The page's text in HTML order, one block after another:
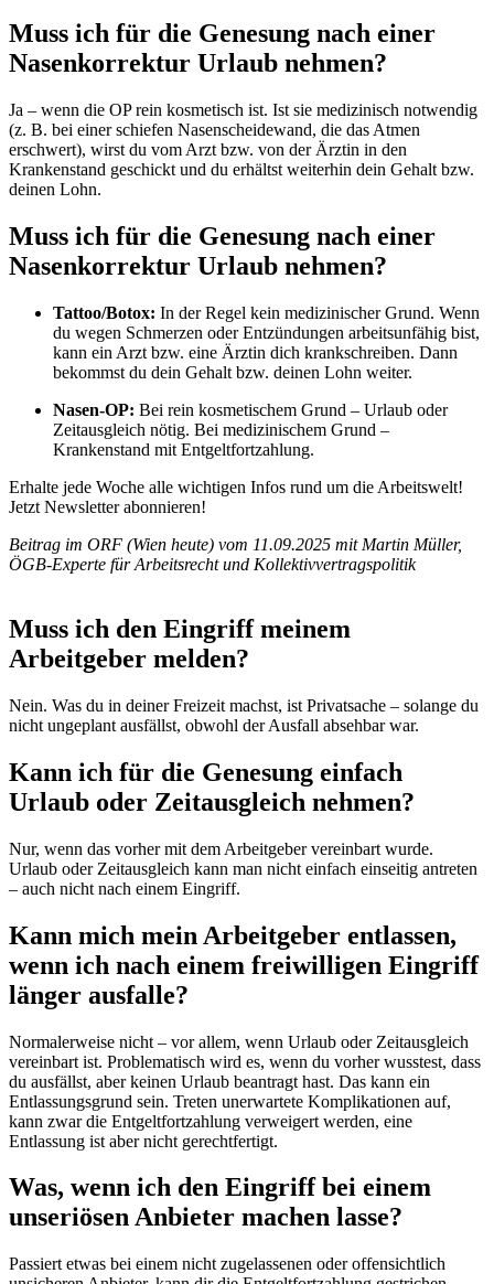
Muss ich für die Genesung nach einer
Nasenkorrektur Urlaub nehmen?
Ja – wenn die OP rein kosmetisch ist. Ist sie medizinisch notwendig
(z. B. bei einer schiefen Nasenscheidewand, die das Atmen
erschwert), wirst du vom Arzt bzw. von der Ärztin in den
Krankenstand geschickt und du erhältst weiterhin dein Gehalt bzw.
deinen Lohn.
Muss ich für die Genesung nach einer
Nasenkorrektur Urlaub nehmen?
Tattoo/Botox: In der Regel kein medizinischer Grund. Wenn
du wegen Schmerzen oder Entzündungen arbeitsunfähig bist,
kann ein Arzt bzw. eine Ärztin dich krankschreiben. Dann
bekommst du dein Gehalt bzw. deinen Lohn weiter.
Nasen-OP: Bei rein kosmetischem Grund – Urlaub oder
Zeitausgleich nötig. Bei medizinischem Grund –
Krankenstand mit Entgeltfortzahlung.
Erhalte jede Woche alle wichtigen Infos rund um die Arbeitswelt!
Jetzt Newsletter abonnieren!
Beitrag im ORF (Wien heute) vom 11.09.2025 mit Martin Müller,
ÖGB-Experte für Arbeitsrecht und Kollektivvertragspolitik
Muss ich den Eingriff meinem
Arbeitgeber melden?
Nein. Was du in deiner Freizeit machst, ist Privatsache – solange du
nicht ungeplant ausfällst, obwohl der Ausfall absehbar war.
Kann ich für die Genesung einfach
Urlaub oder Zeitausgleich nehmen?
Nur, wenn das vorher mit dem Arbeitgeber vereinbart wurde.
Urlaub oder Zeitausgleich kann man nicht einfach einseitig antreten
– auch nicht nach einem Eingriff.
Kann mich mein Arbeitgeber entlassen,
wenn ich nach einem freiwilligen Eingriff
länger ausfalle?
Normalerweise nicht – vor allem, wenn Urlaub oder Zeitausgleich
vereinbart ist. Problematisch wird es, wenn du vorher wusstest, dass
du ausfällst, aber keinen Urlaub beantragt hast. Das kann ein
Entlassungsgrund sein. Treten unerwartete Komplikationen auf,
kann zwar die Entgeltfortzahlung verweigert werden, eine
Entlassung ist aber nicht gerechtfertigt.
Was, wenn ich den Eingriff bei einem
unseriösen Anbieter machen lasse?
Passiert etwas bei einem nicht zugelassenen oder offensichtlich